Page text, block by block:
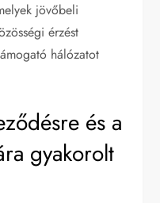
jövőbeli
érzést
hálózatot
és a
gyakorolt